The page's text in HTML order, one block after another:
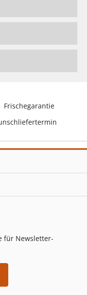
Frischegarantie
für Newsletter-